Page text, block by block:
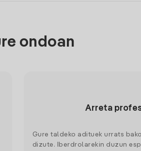
ondoan
Arreta
Gure taldeko adituek urrats
dizute. Iberdrolarekin duzun